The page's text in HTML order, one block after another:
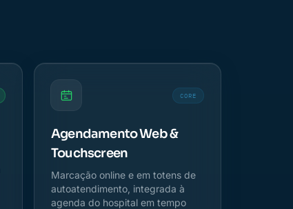
CORE
Agendamento Web &
Touchscreen
Marcação online e em totens de
autoatendimento, integrada à
agenda do hospital em tempo